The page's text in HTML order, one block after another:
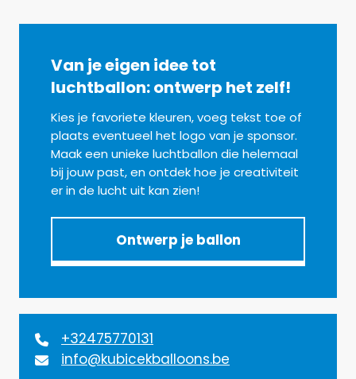
Van je eigen idee tot
luchtballon: ontwerp het zelf!
Kies je favoriete kleuren, voeg tekst toe of
plaats eventueel het logo van je sponsor.
Maak een unieke luchtballon die helemaal
bij jouw past, en ontdek hoe je creativiteit
er in de lucht uit kan zien!
Ontwerp je ballon
+32475770131
info@kubicekballoons.be